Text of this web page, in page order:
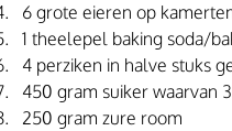
6 grote eieren op
1 theelepel baking soda/
4 perziken in halve stuks
450 gram suiker waarvan
250 gram zure room